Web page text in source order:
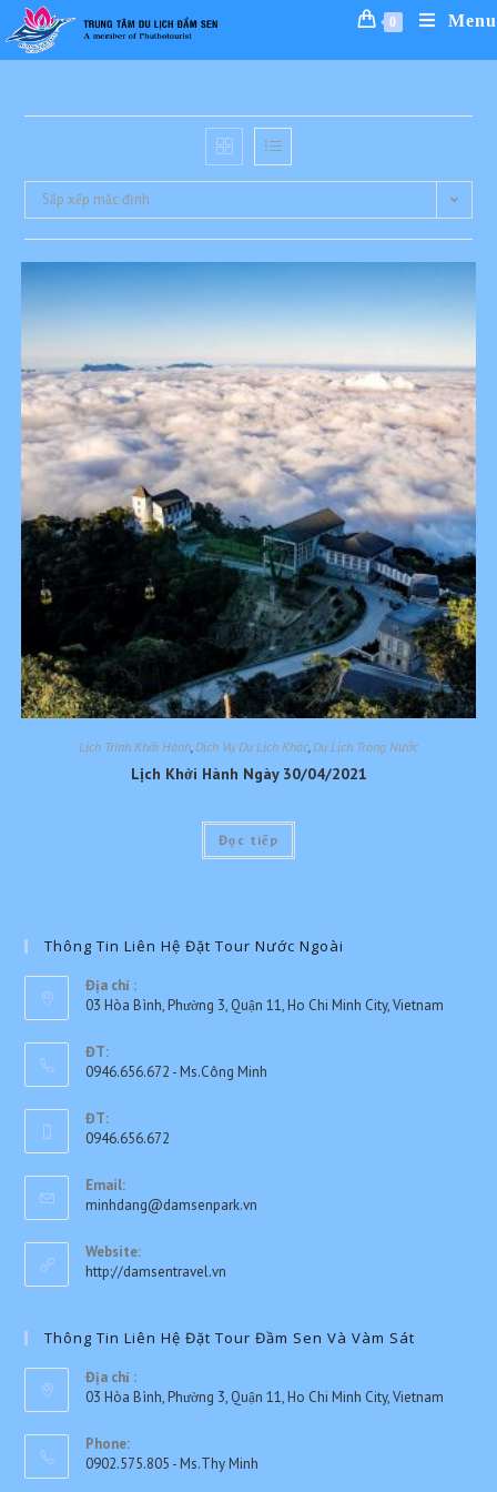
Skip
to
0 Menu
Sắp xếp mặc định
Lịch Trình Khởi Hành Dịch Vụ Du Lịch Khác Du Lịch Trong Nước
Lịch Khởi Hành Ngày 30/04/2021
Đọc tiếp
Thông Tin Liên Hệ Đặt Tour Nước Ngoài
Địa chỉ :
03 Hòa Bình, Phường 3, Quận 11, Ho Chi Minh City, Vietnam
ĐT:
0946.656.672 - Ms.Công Minh
in
your
application
ĐT:
0946.656.672
in
your
application
Email:
minhdang@damsenpark.vn
Website:
http://damsentravel.vn
Thông Tin Liên Hệ Đặt Tour Đầm Sen Và Vàm Sát
Địa chỉ :
03 Hòa Bình, Phường 3, Quận 11, Ho Chi Minh City, Vietnam
Phone:
0902.575.805 - Ms.Thy Minh